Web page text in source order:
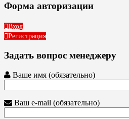
Форма авторизации
Вход
Регистрация
Задать вопрос менеджеру
Ваше имя (обязательно)
Ваш e-mail (обязательно)